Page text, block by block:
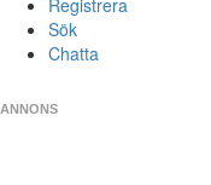
Registrera
Sök
Chatta
ANNONS